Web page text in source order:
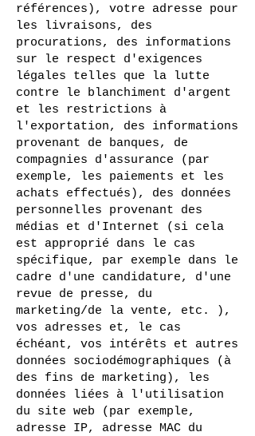
références), votre adresse pour
les livraisons, des
procurations, des informations
sur le respect d'exigences
légales telles que la lutte
contre le blanchiment d'argent
et les restrictions à
l'exportation, des informations
provenant de banques, de
compagnies d'assurance (par
exemple, les paiements et les
achats effectués), des données
personnelles provenant des
médias et d'Internet (si cela
est approprié dans le cas
spécifique, par exemple dans le
cadre d'une candidature, d'une
revue de presse, du
marketing/de la vente, etc. ),
vos adresses et, le cas
échéant, vos intérêts et autres
données sociodémographiques (à
des fins de marketing), les
données liées à l'utilisation
du site web (par exemple,
adresse IP, adresse MAC du